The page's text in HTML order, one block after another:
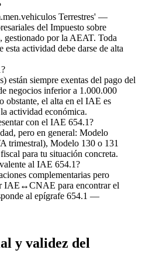
Terrestres' —
del Impuesto sobre
por la AEAT. Toda
esta actividad debe darse de alta
están siempre exentas del pago del
negocios inferior a 1.000.000
obstante, el alta en el IAE es
actividad económica.
con el IAE 654.1?
pero en general: Modelo
trimestral), Modelo 130 o 131
para tu situación concreta.
al IAE 654.1?
complementarias pero
IAE↔CNAE para encontrar el
al epígrafe 654.1 —
y validez del